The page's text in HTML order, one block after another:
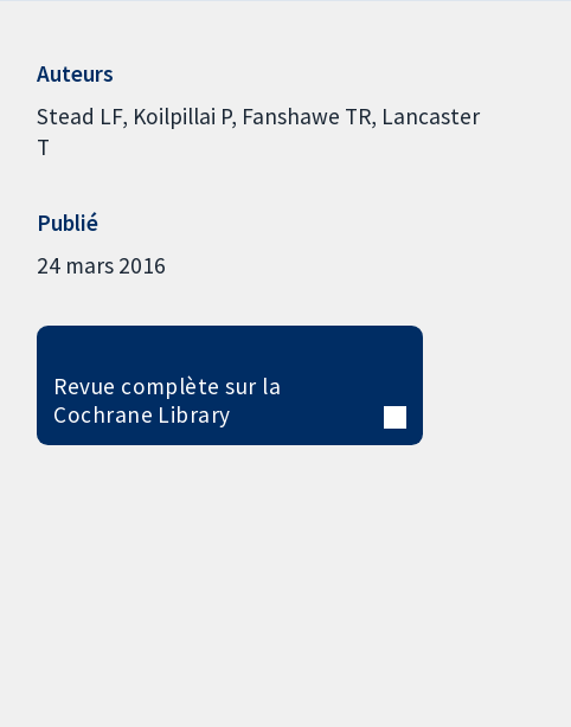
Auteurs
Stead LF Koilpillai P Fanshawe TR Lancaster
T
Publié
24 mars 2016
Revue complète sur la
Cochrane Library